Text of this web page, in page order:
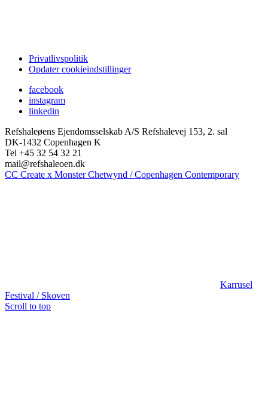
Privatlivspolitik
Opdater cookieindstillinger
facebook
instagram
linkedin
Refshaleøens Ejendomsselskab A/S Refshalevej 153, 2. sal
DK-1432 Copenhagen K
Tel +45 32 54 32 21
mail@refshaleoen.dk
CC Create x Monster Chetwynd / Copenhagen Contemporary
Karrusel
Festival / Skoven
Scroll to top